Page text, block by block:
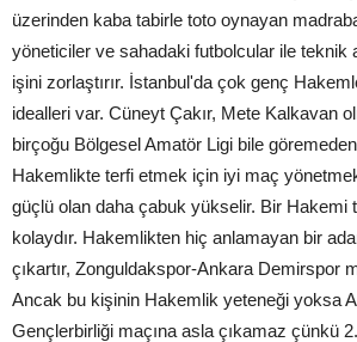
üzerinden kaba tabirle toto oynayan
yöneticiler ve sahadaki futbolcular ile teknik
işini zorlaştırır. İstanbul'da çok genç
idealleri var. Cüneyt Çakır, Mete Kalkavan
birçoğu Bölgesel Amatör Ligi bile
Hakemlikte terfi etmek için iyi maç
güçlü olan daha çabuk yükselir. Bir Hakemi
kolaydır. Hakemlikten hiç anlamayan bir
çıkartır, Zonguldakspor-Ankara Demirspor
Ancak bu kişinin Hakemlik yeteneği yoksa
Gençlerbirliği maçına asla çıkamaz çünkü